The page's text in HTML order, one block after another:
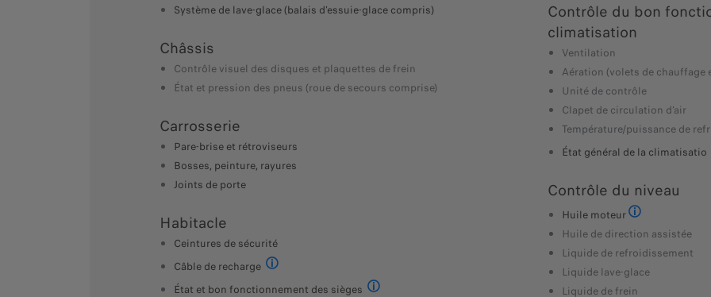
Système de lave-glace (balais d’essuie-glace compris)
Châssis
Contrôle visuel des disques et plaquettes de frein
État et pression des pneus (roue de secours comprise)
Carrosserie
Pare-brise et rétroviseurs
Bosses, peinture, rayures
Joints de porte
Habitacle
Ceintures de sécurité
Câble de recharge
Uniquement PHEV/BEV
État et bon fonctionnement des sièges
Contrôle du bon
climatisation
Ventilation
Aération (volets de chauffage
Unité de contrôle
Clapet de circulation d’air
Température/puissance de
État général de la climatisatio
Contrôle du niveau
Huile moteur
Sans BEV
Huile de direction assistée
Liquide de refroidissement
Liquide lave-glace
Liquide de frein